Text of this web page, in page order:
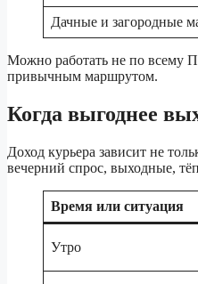
Дачные и загородные
Можно работать не по всему
привычным маршрутом.
Когда выгоднее
Доход курьера зависит не
вечерний спрос, выходные,
Время или ситуация
Утро